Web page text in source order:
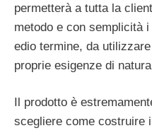
permetterà a tutta la
metodo e con semplicità
edio termine, da
proprie esigenze di
Il prodotto è
scegliere come costruire